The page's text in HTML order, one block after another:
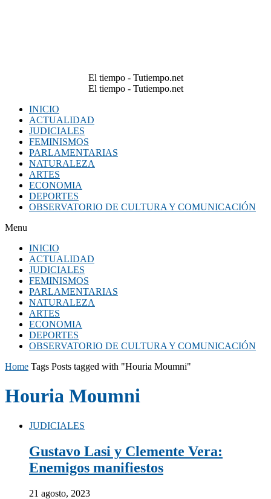
El tiempo - Tutiempo.net
El tiempo - Tutiempo.net
INICIO
ACTUALIDAD
JUDICIALES
FEMINISMOS
PARLAMENTARIAS
NATURALEZA
ARTES
ECONOMIA
DEPORTES
OBSERVATORIO DE CULTURA Y COMUNICACIÓN
Menu
INICIO
ACTUALIDAD
JUDICIALES
FEMINISMOS
PARLAMENTARIAS
NATURALEZA
ARTES
ECONOMIA
DEPORTES
OBSERVATORIO DE CULTURA Y COMUNICACIÓN
Home Tags Posts tagged with "Houria Moumni"
Houria Moumni
JUDICIALES
Gustavo Lasi y Clemente Vera:
Enemigos manifiestos
21 agosto, 2023